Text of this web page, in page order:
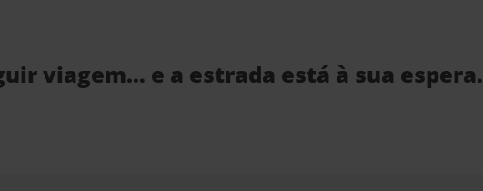
viagem… e a estrada está à sua espera.